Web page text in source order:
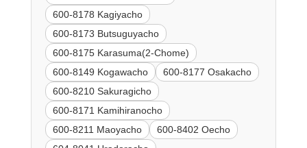
600-8178 Kagiyacho
600-8173 Butsuguyacho
600-8175 Karasuma(2-Chome)
600-8149 Kogawacho
600-8177 Osakacho
600-8210 Sakuragicho
600-8171 Kamihiranocho
600-8211 Maoyacho
600-8402 Oecho